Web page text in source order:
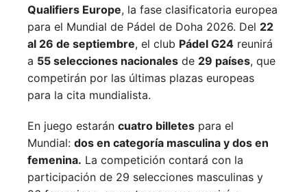
Qualifiers Europe, la fase clasificatoria europea
para el Mundial de Pádel de Doha 2026. Del 22
al 26 de septiembre, el club Pádel G24 reunirá
a 55 selecciones nacionales de 29 países, que
competirán por las últimas plazas europeas
para la cita mundialista.
En juego estarán cuatro billetes para el
Mundial: dos en categoría masculina y dos en
femenina. La competición contará con la
participación de 29 selecciones masculinas y